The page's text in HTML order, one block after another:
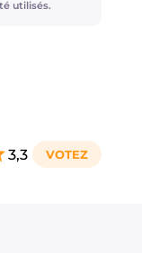
utilisés.
3,3